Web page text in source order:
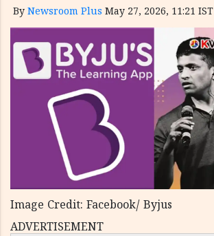
By Newsroom Plus May 27, 2026, 11:21 IST
Image Credit: Facebook/ Byjus
ADVERTISEMENT